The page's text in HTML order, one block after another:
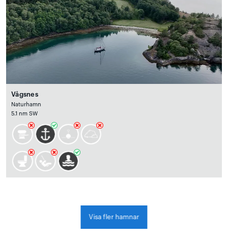
Vågsnes
Naturhamn
5.1 nm SW
Visa fler hamnar